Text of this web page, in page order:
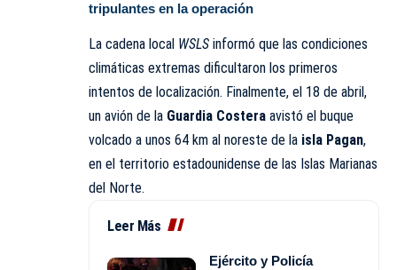
tripulantes en la operación
La cadena local WSLS informó que las condiciones
climáticas extremas dificultaron los primeros
intentos de localización. Finalmente, el 18 de abril,
un avión de la Guardia Costera avistó el buque
volcado a unos 64 km al noreste de la isla Pagan,
en el territorio estadounidense de las Islas Marianas
del Norte.
Leer Más
Ejército y Policía